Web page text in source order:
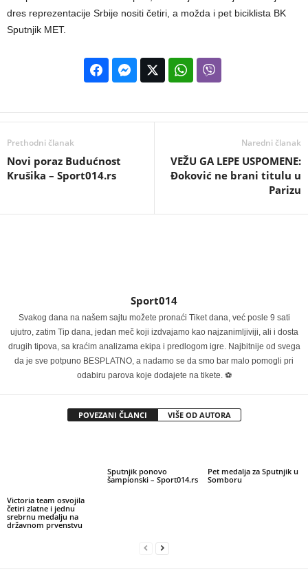
dres reprezentacije Srbije nositi četiri, a možda i pet biciklista BK
Sputnjik MET.
Prethodni članak
Novi poraz Budućnost
Krušika – Sport014.rs
Naredni članak
VEŽU GA LEPE USPOMENE:
Đoković ne brani titulu u
Parizu
Sport014
Svakog dana na našem sajtu možete pronaći Tiket dana, već posle 9 sati
ujutro, zatim Tip dana, jedan meč koji izdvajamo kao najzanimljiviji, ali i dosta
drugih tipova, sa kraćim analizama ekipa i predlogom igre. Najbitnije od svega
da je sve potpuno BESPLATNO, a nadamo se da smo bar malo pomogli pri
odabiru parova koje dodajete na tikete. ⚽
POVEZANI ČLANCI VIŠE OD AUTORA
Victoria team osvojila
četiri zlatne i jednu
srebrnu medalju na
državnom prvenstvu
Sputnjik ponovo
šampionski – Sport014.rs
Pet medalja za Sputnjik u
Somboru